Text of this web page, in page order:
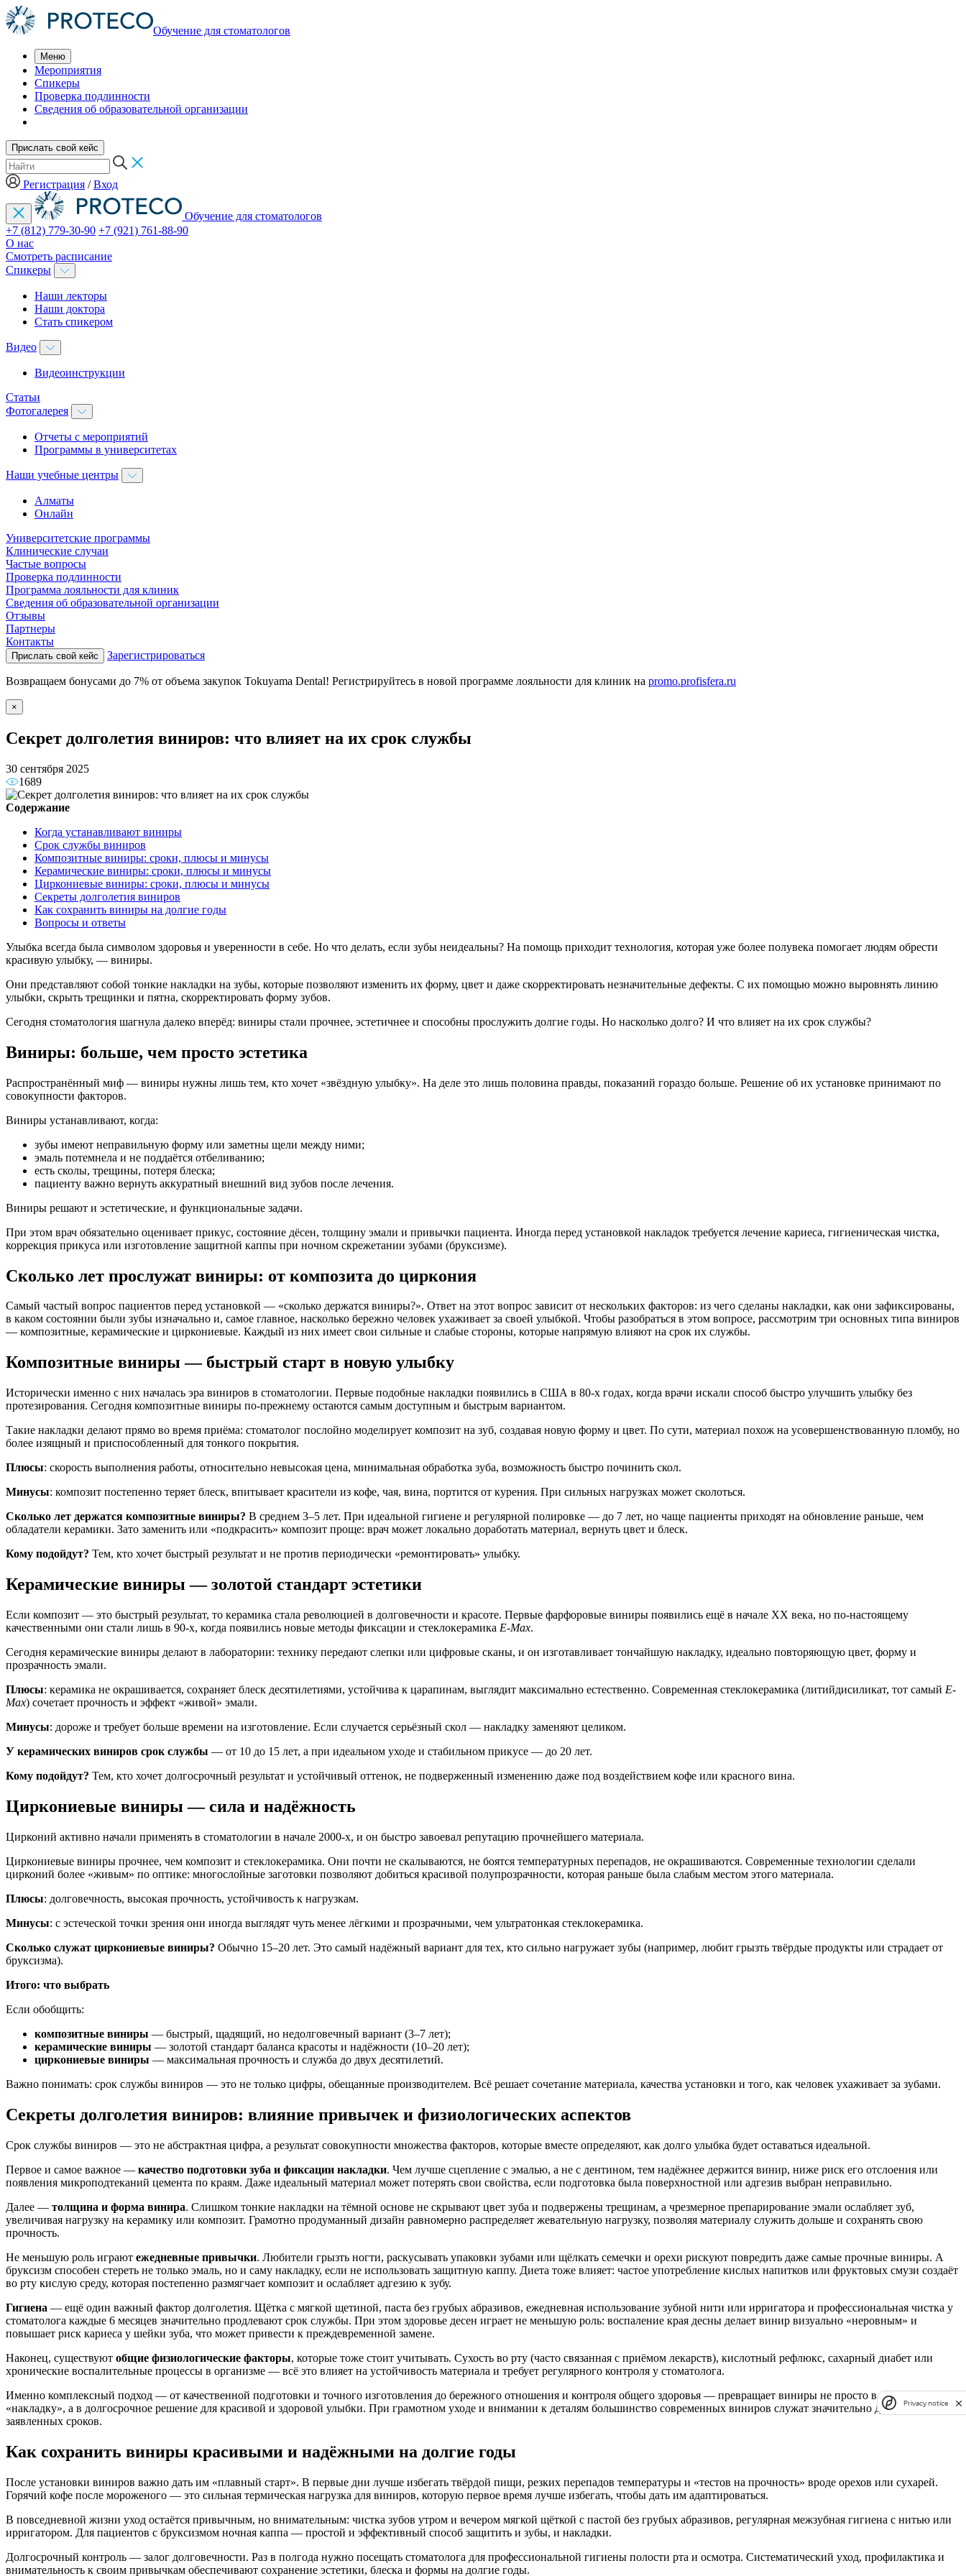
Обучение для стоматологов
Меню
Мероприятия
Спикеры
Проверка подлинности
Сведения об образовательной организации
Прислать свой кейс
Регистрация /Вход
Обучение для стоматологов
+7 (812) 779-30-90 +7 (921) 761-88-90
О нас
Смотреть расписание
Спикеры
Наши лекторы
Наши доктора
Стать спикером
Видео
Видеоинструкции
Статьи
Фотогалерея
Отчеты с мероприятий
Программы в университетах
Наши учебные центры
Алматы
Онлайн
Университетские программы
Клинические случаи
Частые вопросы
Проверка подлинности
Программа лояльности для клиник
Сведения об образовательной организации
Отзывы
Партнеры
Контакты
Прислать свой кейс Зарегистрироваться
Возвращаем бонусами до 7% от объема закупок Tokuyama Dental! Регистрируйтесь в новой программе лояльности для клиник на promo.profisfera.ru
×
Секрет долголетия виниров: что влияет на их срок службы
30 сентября 2025
1689
Содержание
Когда устанавливают виниры
Срок службы виниров
Композитные виниры: сроки, плюсы и минусы
Керамические виниры: сроки, плюсы и минусы
Циркониевые виниры: сроки, плюсы и минусы
Секреты долголетия виниров
Как сохранить виниры на долгие годы
Вопросы и ответы
Улыбка всегда была символом здоровья и уверенности в себе. Но что делать, если зубы неидеальны? На помощь приходит технология, которая уже более полувека помогает людям обрести
красивую улыбку, — виниры.
Они представляют собой тонкие накладки на зубы, которые позволяют изменить их форму, цвет и даже скорректировать незначительные дефекты. С их помощью можно выровнять линию
улыбки, скрыть трещинки и пятна, скорректировать форму зубов.
Сегодня стоматология шагнула далеко вперёд: виниры стали прочнее, эстетичнее и способны прослужить долгие годы. Но насколько долго? И что влияет на их срок службы?
Виниры: больше, чем просто эстетика
Распространённый миф — виниры нужны лишь тем, кто хочет «звёздную улыбку». На деле это лишь половина правды, показаний гораздо больше. Решение об их установке принимают по
совокупности факторов.
Виниры устанавливают, когда:
зубы имеют неправильную форму или заметны щели между ними;
эмаль потемнела и не поддаётся отбеливанию;
есть сколы, трещины, потеря блеска;
пациенту важно вернуть аккуратный внешний вид зубов после лечения.
Виниры решают и эстетические, и функциональные задачи.
При этом врач обязательно оценивает прикус, состояние дёсен, толщину эмали и привычки пациента. Иногда перед установкой накладок требуется лечение кариеса, гигиеническая чистка,
коррекция прикуса или изготовление защитной каппы при ночном скрежетании зубами (бруксизме).
Сколько лет прослужат виниры: от композита до циркония
Самый частый вопрос пациентов перед установкой — «сколько держатся виниры?». Ответ на этот вопрос зависит от нескольких факторов: из чего сделаны накладки, как они зафиксированы,
в каком состоянии были зубы изначально и, самое главное, насколько бережно человек ухаживает за своей улыбкой. Чтобы разобраться в этом вопросе, рассмотрим три основных типа виниров
— композитные, керамические и циркониевые. Каждый из них имеет свои сильные и слабые стороны, которые напрямую влияют на срок их службы.
Композитные виниры — быстрый старт в новую улыбку
Исторически именно с них началась эра виниров в стоматологии. Первые подобные накладки появились в США в 80-х годах, когда врачи искали способ быстро улучшить улыбку без
протезирования. Сегодня композитные виниры по-прежнему остаются самым доступным и быстрым вариантом.
Такие накладки делают прямо во время приёма: стоматолог послойно моделирует композит на зуб, создавая новую форму и цвет. По сути, материал похож на усовершенствованную пломбу, но
более изящный и приспособленный для тонкого покрытия.
Плюсы: скорость выполнения работы, относительно невысокая цена, минимальная обработка зуба, возможность быстро починить скол.
Минусы: композит постепенно теряет блеск, впитывает красители из кофе, чая, вина, портится от курения. При сильных нагрузках может сколоться.
Сколько лет держатся композитные виниры? В среднем 3–5 лет. При идеальной гигиене и регулярной полировке — до 7 лет, но чаще пациенты приходят на обновление раньше, чем
обладатели керамики. Зато заменить или «подкрасить» композит проще: врач может локально доработать материал, вернуть цвет и блеск.
Кому подойдут? Тем, кто хочет быстрый результат и не против периодически «ремонтировать» улыбку.
Керамические виниры — золотой стандарт эстетики
Если композит — это быстрый результат, то керамика стала революцией в долговечности и красоте. Первые фарфоровые виниры появились ещё в начале XX века, но по-настоящему
качественными они стали лишь в 90-х, когда появились новые методы фиксации и стеклокерамика E-Max.
Сегодня керамические виниры делают в лаборатории: технику передают слепки или цифровые сканы, и он изготавливает тончайшую накладку, идеально повторяющую цвет, форму и
прозрачность эмали.
Плюсы: керамика не окрашивается, сохраняет блеск десятилетиями, устойчива к царапинам, выглядит максимально естественно. Современная стеклокерамика (литийдисиликат, тот самый E-
Max) сочетает прочность и эффект «живой» эмали.
Минусы: дороже и требует больше времени на изготовление. Если случается серьёзный скол — накладку заменяют целиком.
У керамических виниров срок службы — от 10 до 15 лет, а при идеальном уходе и стабильном прикусе — до 20 лет.
Кому подойдут? Тем, кто хочет долгосрочный результат и устойчивый оттенок, не подверженный изменению даже под воздействием кофе или красного вина.
Циркониевые виниры — сила и надёжность
Цирконий активно начали применять в стоматологии в начале 2000-х, и он быстро завоевал репутацию прочнейшего материала.
Циркониевые виниры прочнее, чем композит и стеклокерамика. Они почти не скалываются, не боятся температурных перепадов, не окрашиваются. Современные технологии сделали
цирконий более «живым» по оптике: многослойные заготовки позволяют добиться красивой полупрозрачности, которая раньше была слабым местом этого материала.
Плюсы: долговечность, высокая прочность, устойчивость к нагрузкам.
Минусы: с эстеческой точки зрения они иногда выглядят чуть менее лёгкими и прозрачными, чем ультратонкая стеклокерамика.
Сколько служат циркониевые виниры? Обычно 15–20 лет. Это самый надёжный вариант для тех, кто сильно нагружает зубы (например, любит грызть твёрдые продукты или страдает от
бруксизма).
Итого: что выбрать
Если обобщить:
композитные виниры — быстрый, щадящий, но недолговечный вариант (3–7 лет);
керамические виниры — золотой стандарт баланса красоты и надёжности (10–20 лет);
циркониевые виниры — максимальная прочность и служба до двух десятилетий.
Важно понимать: срок службы виниров — это не только цифры, обещанные производителем. Всё решает сочетание материала, качества установки и того, как человек ухаживает за зубами.
Секреты долголетия виниров: влияние привычек и физиологических аспектов
Срок службы виниров — это не абстрактная цифра, а результат совокупности множества факторов, которые вместе определяют, как долго улыбка будет оставаться идеальной.
Первое и самое важное — качество подготовки зуба и фиксации накладки. Чем лучше сцепление с эмалью, а не с дентином, тем надёжнее держится винир, ниже риск его отслоения или
появления микроподтеканий цемента по краям. Даже идеальный материал может потерять свои свойства, если подготовка была поверхностной или адгезив выбран неправильно.
Далее — толщина и форма винира. Слишком тонкие накладки на тёмной основе не скрывают цвет зуба и подвержены трещинам, а чрезмерное препарирование эмали ослабляет зуб,
увеличивая нагрузку на керамику или композит. Грамотно продуманный дизайн равномерно распределяет жевательную нагрузку, позволяя материалу служить дольше и сохранять свою
прочность.
Не меньшую роль играют ежедневные привычки. Любители грызть ногти, раскусывать упаковки зубами или щёлкать семечки и орехи рискуют повредить даже самые прочные виниры. А
бруксизм способен стереть не только эмаль, но и саму накладку, если не использовать защитную каппу. Диета тоже влияет: частое употребление кислых напитков или фруктовых смузи создаёт
во рту кислую среду, которая постепенно размягчает композит и ослабляет адгезию к зубу.
Гигиена — ещё один важный фактор долголетия. Щётка с мягкой щетиной, паста без грубых абразивов, ежедневная использование зубной нити или ирригатора и профессиональная чистка у
стоматолога каждые 6 месяцев значительно продлевают срок службы. При этом здоровье десен играет не меньшую роль: воспаление края десны делает винир визуально «неровным» и
повышает риск кариеса у шейки зуба, что может привести к преждевременной замене.
Наконец, существуют общие физиологические факторы, которые тоже стоит учитывать. Сухость во рту (часто связанная с приёмом лекарств), кислотный рефлюкс, сахарный диабет или
хронические воспалительные процессы в организме — всё это влияет на устойчивость материала и требует регулярного контроля у стоматолога.
Именно комплексный подход — от качественной подготовки и точного изготовления до бережного отношения и контроля общего здоровья — превращает виниры не просто в эстетическую
«накладку», а в долгосрочное решение для красивой и здоровой улыбки. При грамотном уходе и внимании к деталям большинство современных виниров служат значительно дольше
заявленных сроков.
Как сохранить виниры красивыми и надёжными на долгие годы
После установки виниров важно дать им «плавный старт». В первые дни лучше избегать твёрдой пищи, резких перепадов температуры и «тестов на прочность» вроде орехов или сухарей.
Горячий кофе после мороженого — это сильная термическая нагрузка для виниров, которую первое время лучше избегать, чтобы дать им адаптироваться.
В повседневной жизни уход остаётся привычным, но внимательным: чистка зубов утром и вечером мягкой щёткой с пастой без грубых абразивов, регулярная межзубная гигиена с нитью или
ирригатором. Для пациентов с бруксизмом ночная каппа — простой и эффективный способ защитить и зубы, и накладки.
Долгосрочный контроль — залог долговечности. Раз в полгода нужно посещать стоматолога для профессиональной гигиены полости рта и осмотра. Систематический уход, профилактика и
внимательность к своим привычкам обеспечивают сохранение эстетики, блеска и формы на долгие годы.
Privacy notice